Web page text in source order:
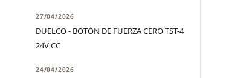
27/04/2026
DUELCO - BOTÓN DE FUERZA CERO TST-4
24V CC
24/04/2026